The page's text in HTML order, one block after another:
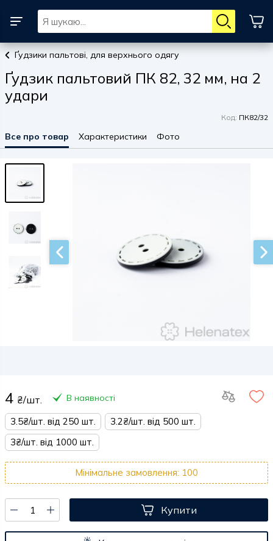
Ґудзики пальтові, для верхнього одягу
Ґудзик пальтовий ПК 82, 32 мм, на 2
удари
Код: ПК82/32
Все про товар Характеристики Фото
4 ₴/шт. В наявності
3.5₴/шт. від 250 шт.
3.2₴/шт. від 500 шт.
3₴/шт. від 1000 шт.
Мінімальне замовлення: 100
Купити